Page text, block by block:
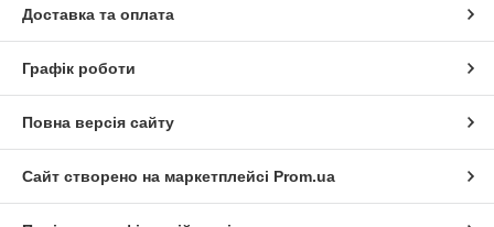
Доставка та оплата
Графік роботи
Повна версія сайту
Сайт створено на маркетплейсі Prom.ua